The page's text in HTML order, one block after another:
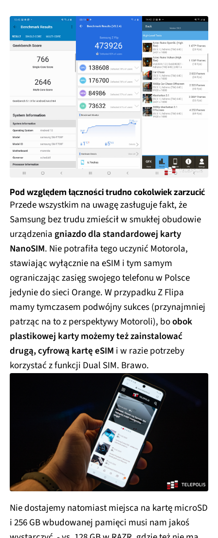
Pod względem łączności trudno cokolwiek zarzucić
Przede wszystkim na uwagę zasługuje fakt, że
Samsung bez trudu zmieścił w smukłej obudowie
urządzeniagniazdo dla standardowej karty
NanoSIM. Nie potrafiła tego uczynić Motorola,
stawiając wyłącznie na eSIM i tym samym
ograniczając zasięg swojego telefonu w Polsce
jedynie do sieci Orange. W przypadku Z Flipa
mamy tymczasem podwójny sukces (przynajmniej
patrząc na to z perspektywy Motoroli), boobok
plastikowej karty możemy też zainstalować
drugą, cyfrową kartę eSIM i w razie potrzeby
korzystać z funkcji Dual SIM. Brawo.
Nie dostajemy natomiast miejsca na kartę microSD
i 256 GB wbudowanej pamięci musi nam jakoś